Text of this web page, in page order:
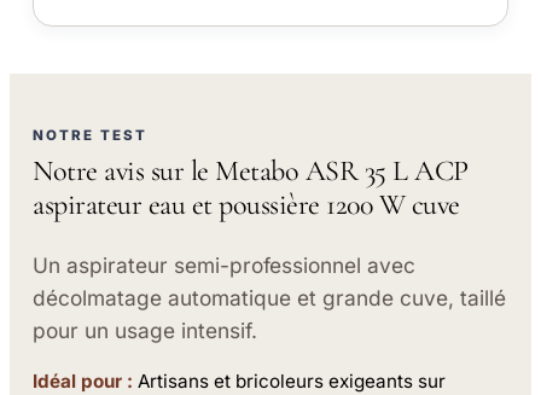
NOTRE TEST
Notre avis sur le Metabo ASR 35 L ACP
aspirateur eau et poussière 1200 W cuve
Un aspirateur semi-professionnel avec
décolmatage automatique et grande cuve, taillé
pour un usage intensif.
Idéal pour : Artisans et bricoleurs exigeants sur